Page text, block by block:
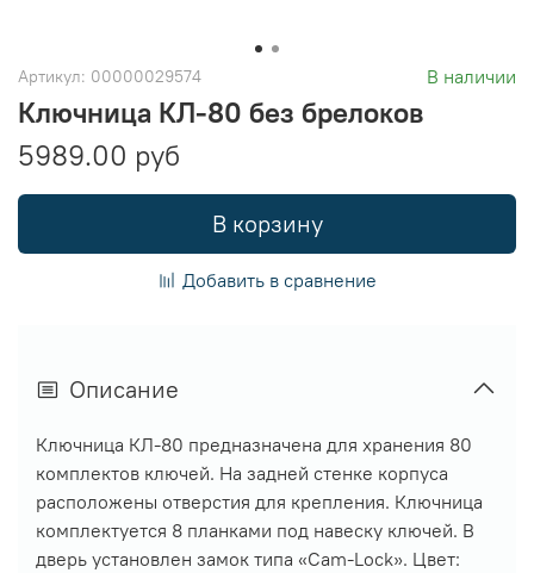
Артикул: 00000029574 В наличии
Ключница КЛ-80 без брелоков
5989.00 руб
В корзину
Добавить в сравнение
Описание
Ключница КЛ-80 предназначена для хранения 80
комплектов ключей. На задней стенке корпуса
расположены отверстия для крепления. Ключница
комплектуется 8 планками под навеску ключей. В
дверь установлен замок типа «Cam-Lock». Цвет: